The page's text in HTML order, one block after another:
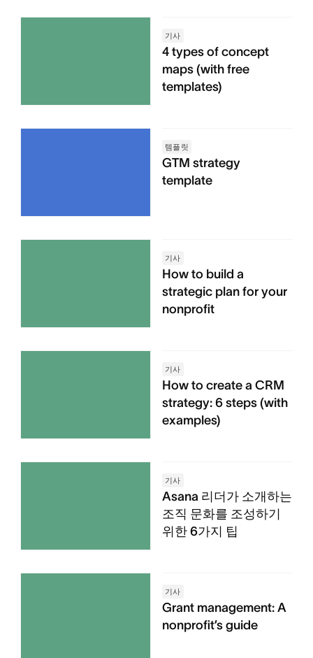
기사
4 types of concept
maps (with free
templates)
템플릿
GTM strategy
template
기사
How to build a
strategic plan for your
nonprofit
기사
How to create a CRM
strategy: 6 steps (with
examples)
기사
Asana 리더가 소개하는
조직 문화를 조성하기
위한 6가지 팁
기사
Grant management: A
nonprofit’s guide